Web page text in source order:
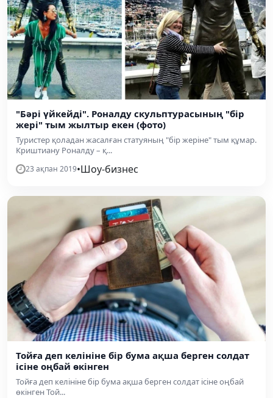
"Бәрі үйкейді". Роналду скульптурасының "бір
жері" тым жылтыр екен (фото)
Туристер қоладан жасалған статуяның "бір жеріне" тым құмар.
Криштиану Роналду – қ...
23 ақпан 2019•Шоу-бизнес
Тойға деп келініне бір бума ақша берген солдат
ісіне оңбай өкінген
Тойға деп келініне бір бума ақша берген солдат ісіне оңбай
өкінген Той...